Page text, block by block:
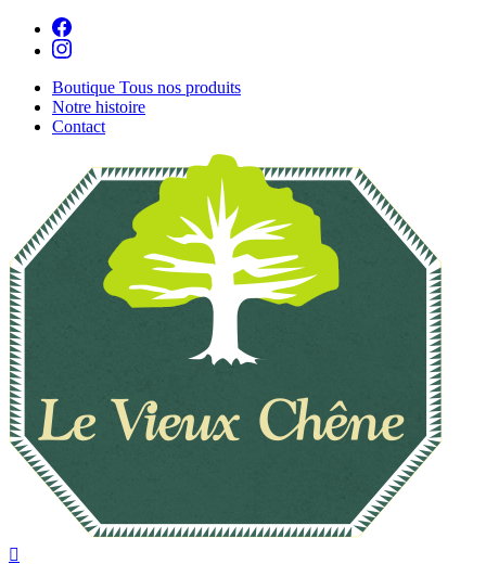
Boutique Tous nos produits
Notre histoire
Contact
